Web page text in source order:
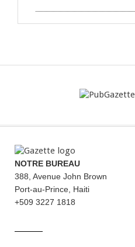
NOTRE BUREAU
388, Avenue John Brown
Port-au-Prince, Haiti
+509 3227 1818